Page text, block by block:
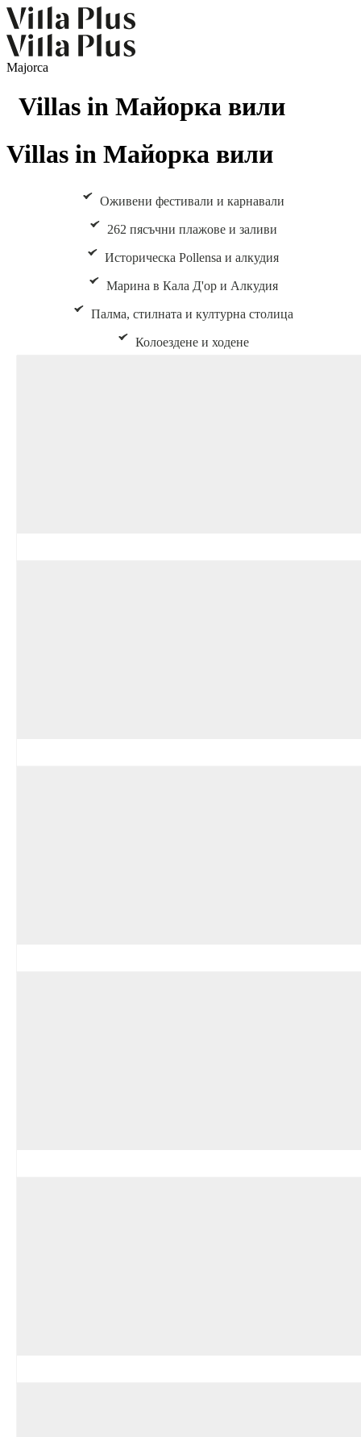
Majorca
Villas in Майорка вили
Villas in Майорка вили
Оживени фестивали и карнавали
262 пясъчни плажове и заливи
Историческа Pollensa и алкудия
Марина в Кала Д'ор и Алкудия
Палма, стилната и културна столица
Колоездене и ходене